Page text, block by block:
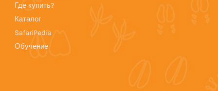
Где купить?
Каталог
SafariPedia
Обучение